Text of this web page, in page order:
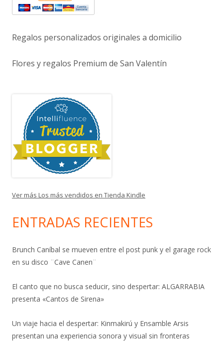
Regalos personalizados originales a domicilio
Flores y regalos Premium de San Valentín
Ver más Los más vendidos en Tienda Kindle
ENTRADAS RECIENTES
Brunch Caníbal se mueven entre el post punk y el garage rock
en su disco ¨Cave Canen¨
El canto que no busca seducir, sino despertar: ALGARRABIA
presenta «Cantos de Sirena»
Un viaje hacia el despertar: Kinmakirú y Ensamble Arsis
presentan una experiencia sonora y visual sin fronteras